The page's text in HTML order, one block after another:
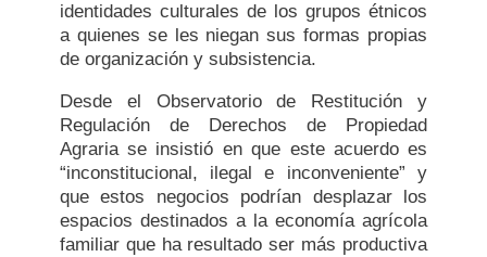
identidades culturales de los grupos étnicos
a quienes se les niegan sus formas propias
de organización y subsistencia.
Desde el Observatorio de Restitución y
Regulación de Derechos de Propiedad
Agraria se insistió en que este acuerdo es
“inconstitucional, ilegal e inconveniente” y
que estos negocios podrían desplazar los
espacios destinados a la economía agrícola
familiar que ha resultado ser más productiva